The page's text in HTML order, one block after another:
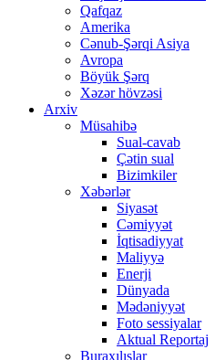
Qafqaz
Amerika
Cənub-Şərqi Asiya
Avropa
Böyük Şərq
Xəzər hövzəsi
Arxiv
Müsahibə
Sual-cavab
Çətin sual
Bizimkiler
Xəbərlər
Siyasət
Cəmiyyət
İqtisadiyyat
Maliyyə
Enerji
Dünyada
Mədəniyyət
Foto sessiyalar
Aktual Reportaj
Buraxılışlar